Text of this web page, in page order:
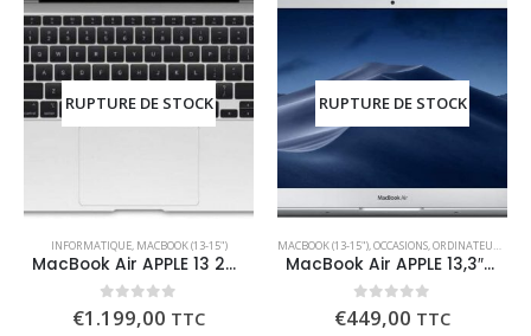
RUPTURE DE STOCK
INFORMATIQUE, MACBOOK (13-15")
MacBook Air APPLE 13 256 Go M1 2020
0 out of 5
€1.199,00 TTC
RUPTURE DE STOCK
MACBOOK (13-15") OCCASIONS ORDINATEURS PORTABLES
MacBook Air APPLE 13,3″ 128 Go 2017 reconditionné garantie 1 an
0out of 5
€449,00 TTC